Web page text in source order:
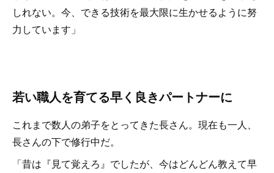
しれない。今、できる技術を最大限に生かせるように努
力しています」
若い職人を育てる早く良きパートナーに
これまで数人の弟子をとってきた長さん。現在も一人、
長さんの下で修行中だ。
「昔は『見て覚えろ』でしたが、今はどんどん教えて早